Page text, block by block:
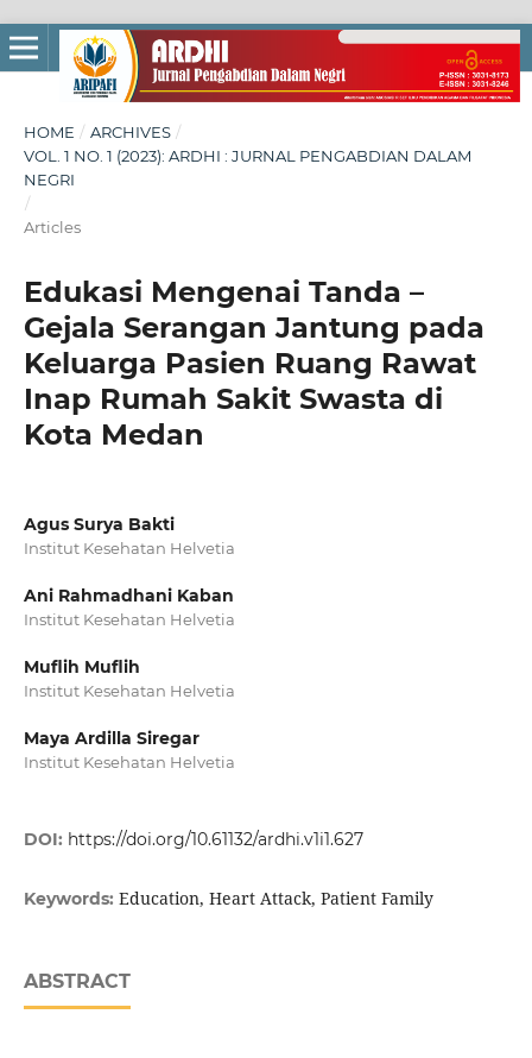
HOME / ARCHIVES /
VOL. 1 NO. 1 (2023): ARDHI : JURNAL PENGABDIAN DALAM
NEGRI
/
Articles
Edukasi Mengenai Tanda –
Gejala Serangan Jantung pada
Keluarga Pasien Ruang Rawat
Inap Rumah Sakit Swasta di
Kota Medan
Agus Surya Bakti
Institut Kesehatan Helvetia
Ani Rahmadhani Kaban
Institut Kesehatan Helvetia
Muflih Muflih
Institut Kesehatan Helvetia
Maya Ardilla Siregar
Institut Kesehatan Helvetia
DOI: https://doi.org/10.61132/ardhi.v1i1.627
Keywords: Education, Heart Attack, Patient Family
ABSTRACT